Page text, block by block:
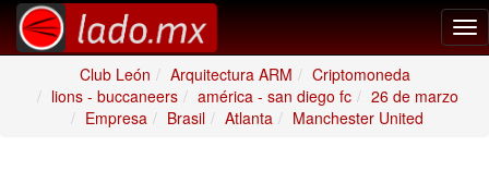
Club León
Arquitectura ARM
Criptomoneda
lions - buccaneers
américa - san diego fc
26 de marzo
Empresa
Brasil Atlanta Manchester United